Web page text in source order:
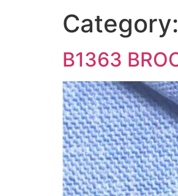
Category:
B1363